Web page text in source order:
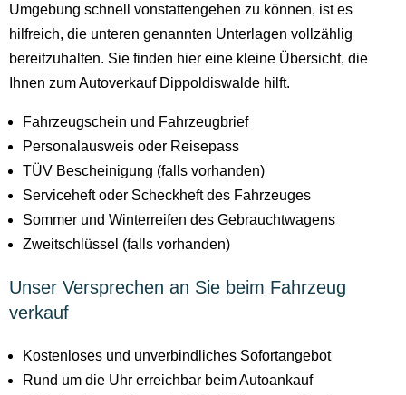
Umgebung schnell vonstattengehen zu können, ist es
hilfreich, die unteren genannten Unterlagen vollzählig
bereitzuhalten. Sie finden hier eine kleine Übersicht, die
Ihnen zum Autoverkauf Dippoldiswalde hilft.
Fahrzeugschein und Fahrzeugbrief
Personalausweis oder Reisepass
TÜV Bescheinigung (falls vorhanden)
Serviceheft oder Scheckheft des Fahrzeuges
Sommer und Winterreifen des Gebrauchtwagens
Zweitschlüssel (falls vorhanden)
Unser Versprechen an Sie beim Fahrzeug
verkauf
Kostenloses und unverbindliches Sofortangebot
Rund um die Uhr erreichbar beim Autoankauf